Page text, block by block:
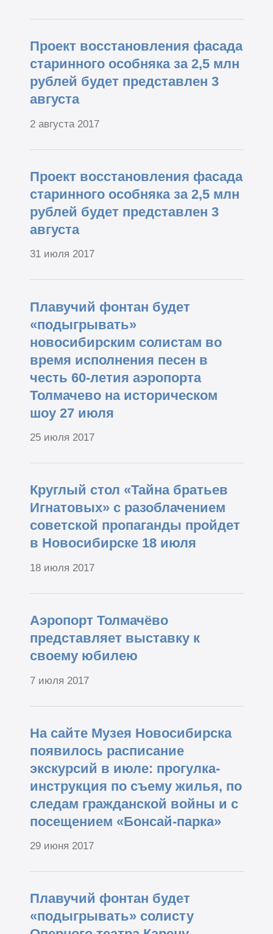
Проект восстановления фасада
старинного особняка за 2,5 млн
рублей будет представлен 3
августа
2 августа 2017
Проект восстановления фасада
старинного особняка за 2,5 млн
рублей будет представлен 3
августа
31 июля 2017
Плавучий фонтан будет
«подыгрывать»
новосибирским солистам во
время исполнения песен в
честь 60-летия аэропорта
Толмачево на историческом
шоу 27 июля
25 июля 2017
Круглый стол «Тайна братьев
Игнатовых» с разоблачением
советской пропаганды пройдет
в Новосибирске 18 июля
18 июля 2017
Аэропорт Толмачёво
представляет выставку к
своему юбилею
7 июля 2017
На сайте Музея Новосибирска
появилось расписание
экскурсий в июле: прогулка-
инструкция по съему жилья, по
следам гражданской войны и с
посещением «Бонсай-парка»
29 июня 2017
Плавучий фонтан будет
«подыгрывать» солисту